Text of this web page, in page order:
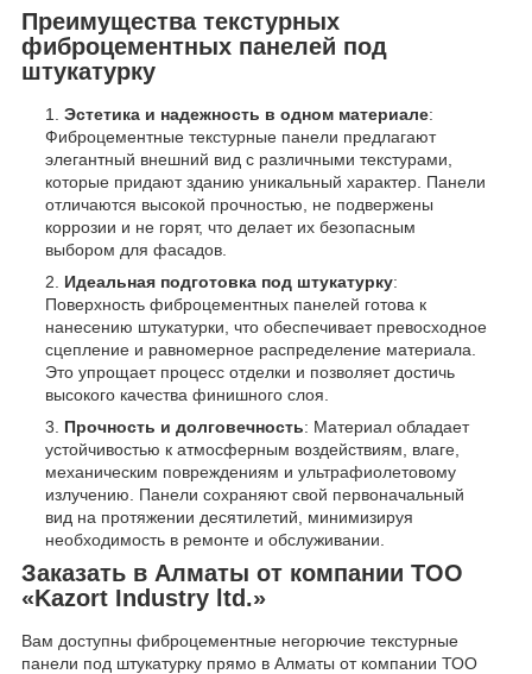
Преимущества текстурных
фиброцементных панелей под
штукатурку
Эстетика и надежность в одном материале:
Фиброцементные текстурные панели предлагают
элегантный внешний вид с различными текстурами,
которые придают зданию уникальный характер. Панели
отличаются высокой прочностью, не подвержены
коррозии и не горят, что делает их безопасным
выбором для фасадов.
Идеальная подготовка под штукатурку:
Поверхность фиброцементных панелей готова к
нанесению штукатурки, что обеспечивает превосходное
сцепление и равномерное распределение материала.
Это упрощает процесс отделки и позволяет достичь
высокого качества финишного слоя.
Прочность и долговечность: Материал обладает
устойчивостью к атмосферным воздействиям, влаге,
механическим повреждениям и ультрафиолетовому
излучению. Панели сохраняют свой первоначальный
вид на протяжении десятилетий, минимизируя
необходимость в ремонте и обслуживании.
Заказать в Алматы от компании ТОО
«Kazort Industry ltd.»
Вам доступны фиброцементные негорючие текстурные
панели под штукатурку прямо в Алматы от компании ТОО